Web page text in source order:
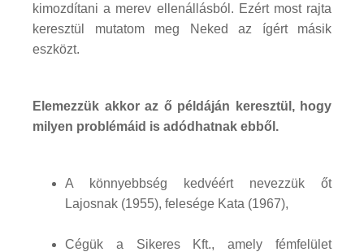
kimozdítani a merev ellenállásból. Ezért most rajta
keresztül mutatom meg Neked az ígért másik
eszközt.
Elemezzük akkor az ő példáján keresztül, hogy
milyen problémáid is adódhatnak ebből.
A könnyebbség kedvéért nevezzük őt
Lajosnak (1955), felesége Kata (1967),
Cégük a Sikeres Kft., amely fémfelület